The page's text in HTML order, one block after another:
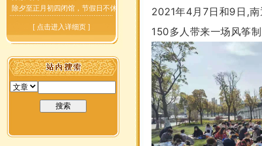
除夕至正月初四闭馆，节假日不休
[ 点击进入详细页 ]
2021年4月7日和9日,
150多人带来一场风筝